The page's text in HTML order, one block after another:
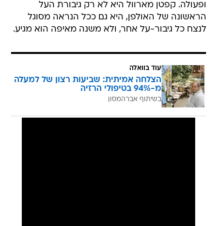
ופעולה. קפטן מארוול היא לא רק גיבורת העל
הראשונה של האולפן, היא גם ככל הנראה מסוגל
לנצח כל גיבור-על אחר, ולא משנה מאיפה הוא מגיע.
עוד בוואלה
הצלחה אמיתית: שביעות רצון של למעלה
מ-94% בטיפולי הרזיה
בשיתוף אברהמסון